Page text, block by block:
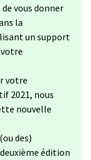
vous donner
la
un support
votre
2021, nous
nouvelle
des)
édition